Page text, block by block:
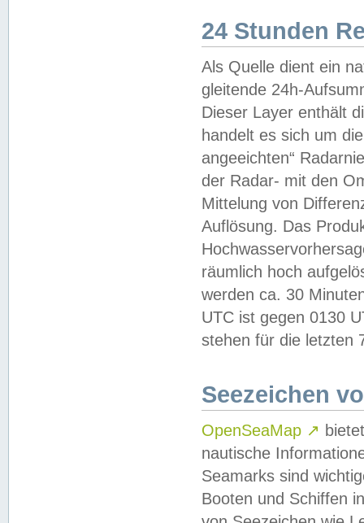
24 Stunden
Als Quelle dient ein
gleitende 24h-
Dieser Layer enthält
handelt es sich um
angeeichten“
der Radar- mit den
Mittelung von
Auflösung. Das
räumlich hoch
werden ca. 30
UTC ist gegen 0130
stehen für die letzten
Seezeichen
OpenSeaMap ↗
nautische
Seamarks sind
Booten und Schiffen